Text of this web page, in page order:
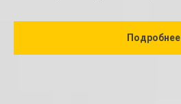
Подробнее